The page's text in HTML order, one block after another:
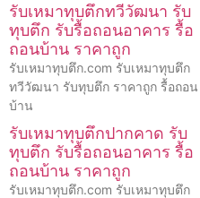
รับเหมาทุบตึกทวีวัฒนา รับ
ทุบตึก รับรื้อถอนอาคาร รื้อ
ถอนบ้าน ราคาถูก
รับเหมาทุบตึก.com รับเหมาทุบตึก
ทวีวัฒนา รับทุบตึก ราคาถูก รื้อถอน
บ้าน
รับเหมาทุบตึกปากคาด รับ
ทุบตึก รับรื้อถอนอาคาร รื้อ
ถอนบ้าน ราคาถูก
รับเหมาทุบตึก.com รับเหมาทุบตึก